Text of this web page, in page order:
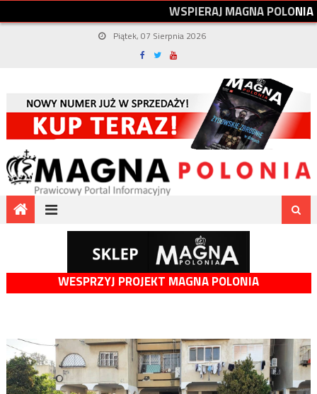
WSPIERAJMAGNAPOLONIA
Piątek, 07 Sierpnia 2026
WESPRZYJ PROJEKT MAGNA POLONIA